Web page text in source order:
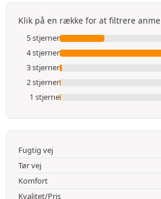
Klik på en række for at filtrere
5 stjerner
4 stjerner
3 stjerner
2 stjerner
1 stjerne
Fugtig vej
Tør vej
Komfort
Kvalitet/Pris